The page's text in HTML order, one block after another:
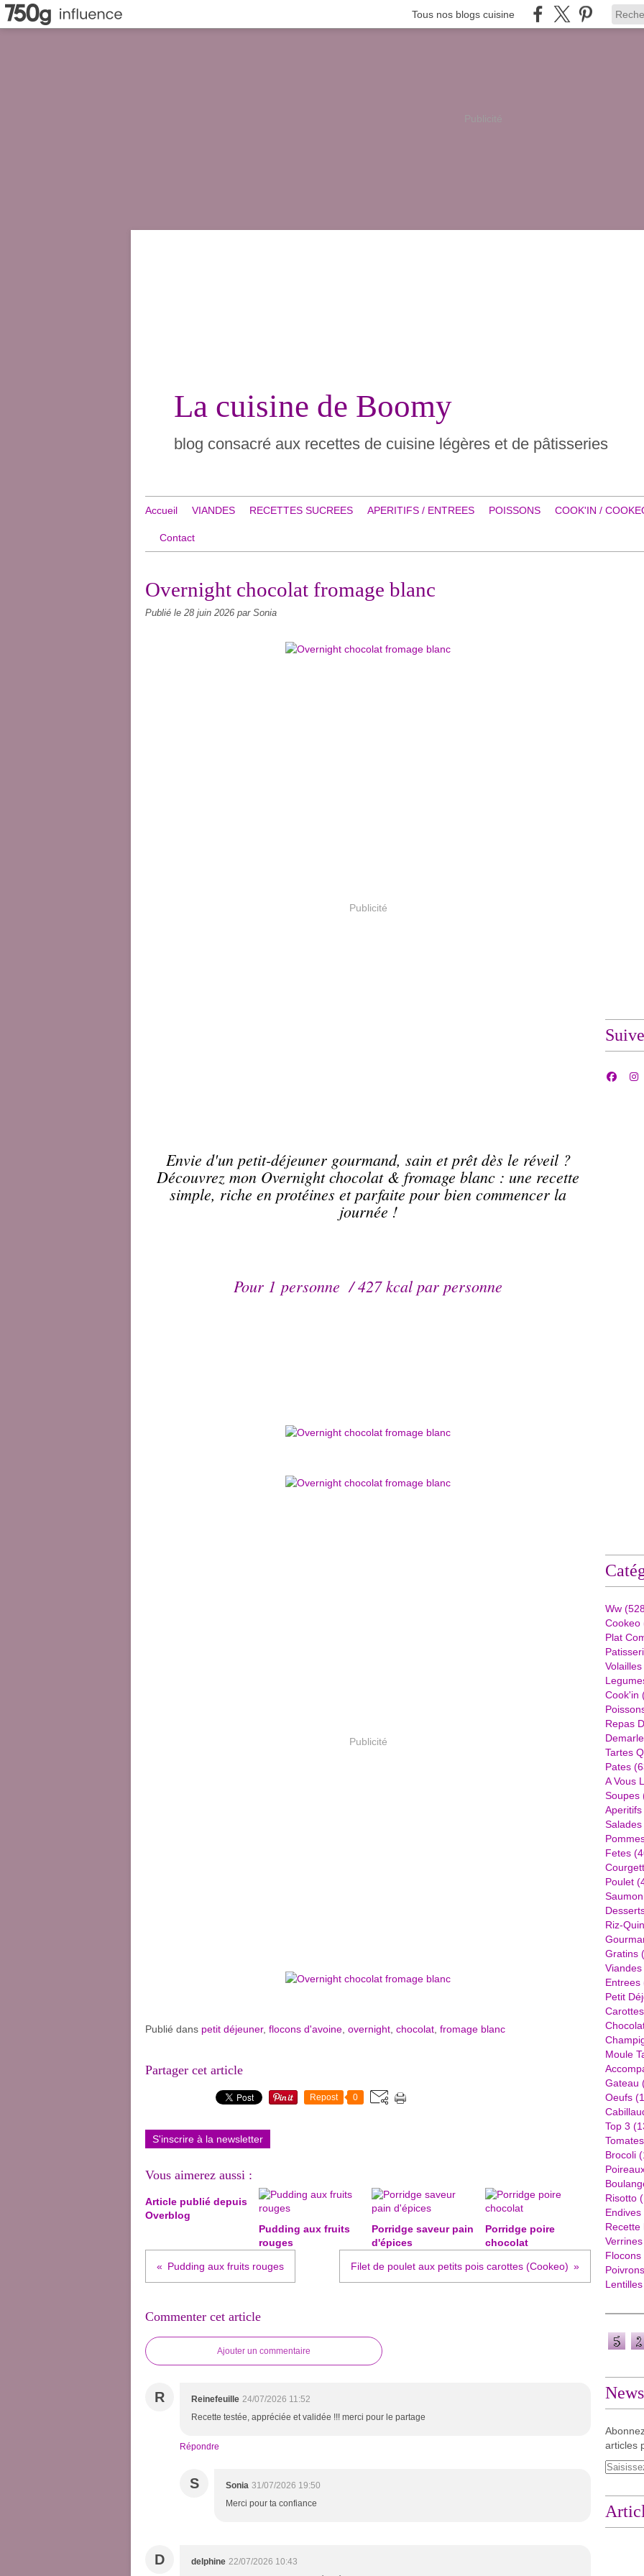
Tous nos blogs cuisine
Publicité
La cuisine de Boomy
blog consacré aux recettes de cuisine légères et de pâtisseries
Accueil VIANDES RECETTES SUCREES APERITIFS / ENTREES POISSONS COOK'IN /
Contact
Overnight chocolat fromage blanc
Publié le 28 juin 2026 par Sonia
Publicité
Envie d'un petit-déjeuner gourmand, sain et prêt dès le réveil ?
Découvrez mon Overnight chocolat & fromage blanc : une recette
simple, riche en protéines et parfaite pour bien commencer la
journée !
Pour 1 personne / 427 kcal par personne
Publicité
Publié dans petit déjeuner, flocons d'avoine overnight chocolat fromage blanc
Partager cet article
Repost 0
S'inscrire à la newsletter
Vous aimerez aussi :
Article publié depuis
Overblog
Pudding aux fruits
rouges
Porridge saveur pain
d'épices
Porridge poire
chocolat
Pudding aux fruits rouges Filet de poulet aux petits pois carottes (Cookeo)
Commenter cet article
Ajouter un commentaire
R Reinefeuille 24/07/2026 11:52
Recette testée, appréciée et validée !!! merci pour le partage
Répondre
S Sonia 31/07/2026 19:50
Merci pour ta confiance
D delphine 22/07/2026 10:43
Ww
Cookeo
Plat
Volailles
Cook'in
Repas
Demarle
Tartes
Pates
A Vous
Soupes
Aperitifs
Salades
Fetes
Poulet
Saumon
Riz-
Gratins
Viandes
Entrees
Petit
Carottes
Moule
Gateau
Oeufs
Top 3
Tomates
Brocoli
Risotto
Endives
Recette
Verrines
Flocons
Poivrons
Lentilles
articles